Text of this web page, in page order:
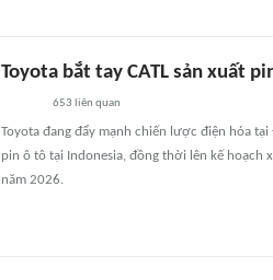
Toyota bắt tay CATL sản xuất
653 liên quan
Toyota đang đẩy mạnh chiến lược điện hóa
pin ô tô tại Indonesia, đồng thời lên kế
năm 2026.